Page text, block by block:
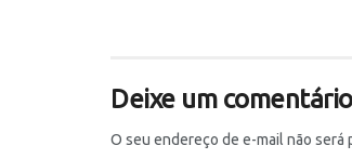
Deixe um comentário
O seu endereço de e-mail não será